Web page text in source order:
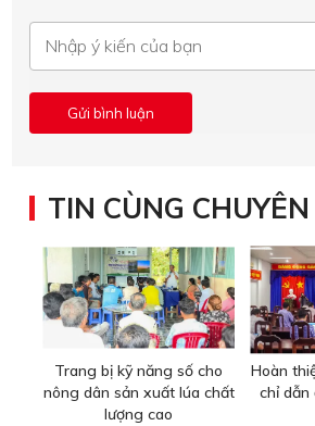
TIN CÙNG
Trang bị kỹ năng số cho
nông dân sản xuất lúa chất
lượng cao
Hoàn
chỉ dẫn